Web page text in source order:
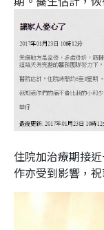
住院加治療期接
作亦受到影響，祝